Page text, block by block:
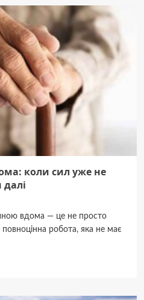
коли сил уже не
вдома — це не просто
робота, яка не має